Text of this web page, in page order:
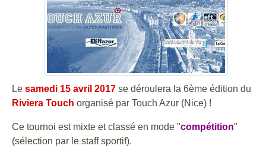
Le samedi 15 avril 2017 se déroulera la 6ème édition du
Riviera Touch organisé par Touch Azur (Nice) !
Ce tournoi est mixte et classé en mode "compétition"
(sélection par le staff sportif).